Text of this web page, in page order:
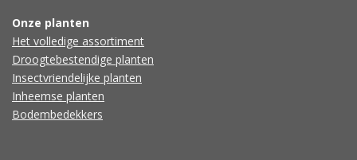
Onze planten
Het volledige assortiment
Droogtebestendige planten
Insectvriendelijke planten
Inheemse planten
Bodembedekkers